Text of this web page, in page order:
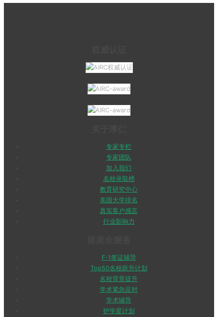
专家专栏
专家团队
加入我们
名校录取榜
教育研究中心
美国大学排名
真实客户感言
行业影响力
F-1签证辅导
Top50名校跃升计划
名校背景提升
学术紧急应对
学术辅导
护学星计划